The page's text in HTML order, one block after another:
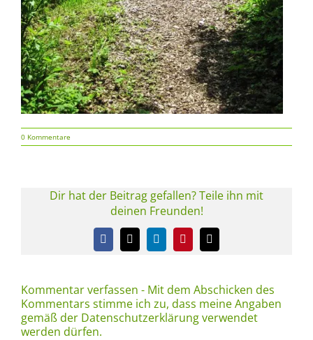
0 Kommentare
Dir hat der Beitrag gefallen? Teile ihn mit
deinen Freunden!
Facebook
X LinkedInPinterest
E-
Mail
Kommentar verfassen - Mit dem Abschicken des
Kommentars stimme ich zu, dass meine Angaben
gemäß der Datenschutzerklärung verwendet
werden dürfen.